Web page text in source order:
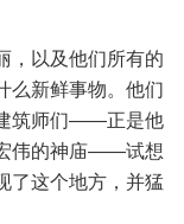
以及他们所有的
新鲜事物。他们
筑师们——正是他
伟的神庙——试想
了这个地方，并猛